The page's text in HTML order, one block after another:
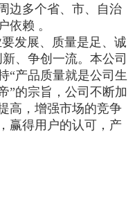
边多个省、市、自治
依赖 。
发展、质量是足、诚
、争创一流。本公司
“产品质量就是公司生
”的宗旨，公司不断加
高，增强市场的竞争
赢得用户的认可，产